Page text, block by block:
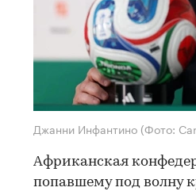
Джанни Инфантино (Фото:
Африканская
попавшему под волну